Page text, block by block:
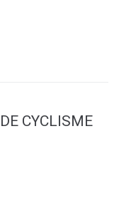
CYCLISME